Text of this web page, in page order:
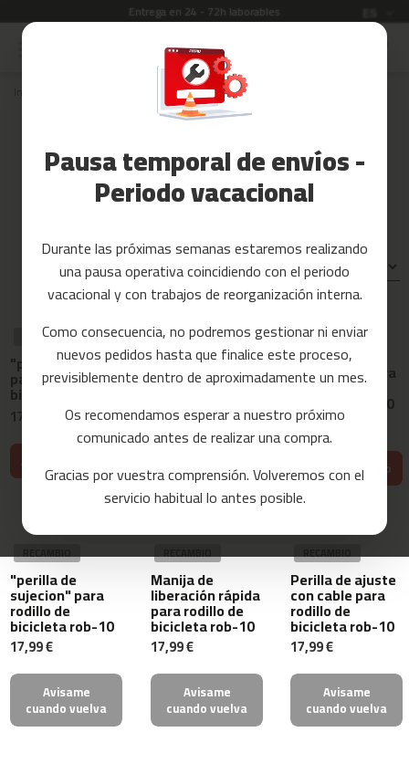
Pausa temporal de envíos -
Periodo vacacional
Durante las próximas semanas estaremos realizando
una pausa operativa coincidiendo con el periodo
vacacional y con trabajos de reorganización interna.
Como consecuencia, no podremos gestionar ni enviar
nuevos pedidos hasta que finalice este proceso,
previsiblemente dentro de aproximadamente un mes.
Os recomendamos esperar a nuestro próximo
comunicado antes de realizar una compra.
Gracias por vuestra comprensión. Volveremos con el
servicio habitual lo antes posible.
Entrega en 24 - 72h laborables
Yoga
regalo
Reacondicionados
r
e
m
c
-
0
m
rodillos de bicicleta ROB-10
Recambios para rodillos de
bicicleta ROB-10
Ordenar por:
RECAMBIO
"pata de goma"
para rodillo de
bicicleta rob-10
17,99 €
RECAMBIO
Tapa de tubo
para rodillo de
bicicleta rob-10
17,99 €
RECAMBIO
Soporte de
rueda delantera
para rodillo de
bicicleta rob-10
17,99 €
Añadir al carrito
RECAMBIO
"perilla de
sujecion" para
rodillo de
bicicleta rob-10
17,99 €
Avisame
cuando vuelva
RECAMBIO
Manija de
liberación rápida
para rodillo de
bicicleta rob-10
17,99 €
Avisame
cuando vuelva
RECAMBIO
Perilla de ajuste
con cable para
rodillo de
bicicleta rob-10
17,99 €
Avisame
cuando vuelva